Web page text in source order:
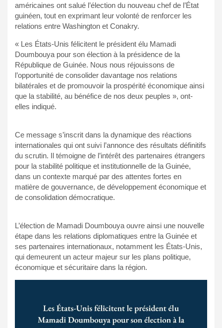
américaines ont salué l’élection du nouveau chef de l’État
guinéen, tout en exprimant leur volonté de renforcer les
relations entre Washington et Conakry.
« Les États-Unis félicitent le président élu Mamadi
Doumbouya pour son élection à la présidence de la
République de Guinée. Nous nous réjouissons de
l’opportunité de consolider davantage nos relations
bilatérales et de promouvoir la prospérité économique ainsi
que la stabilité, au bénéfice de nos deux peuples », ont-
elles indiqué.
Ce message s’inscrit dans la dynamique des réactions
internationales qui ont suivi l’annonce des résultats définitifs
du scrutin. Il témoigne de l’intérêt des partenaires étrangers
pour la stabilité politique et institutionnelle de la Guinée,
dans un contexte marqué par des attentes fortes en
matière de gouvernance, de développement économique et
de consolidation démocratique.
L’élection de Mamadi Doumbouya ouvre ainsi une nouvelle
étape dans les relations diplomatiques entre la Guinée et
ses partenaires internationaux, notamment les États-Unis,
qui demeurent un acteur majeur sur les plans politique,
économique et sécuritaire dans la région.